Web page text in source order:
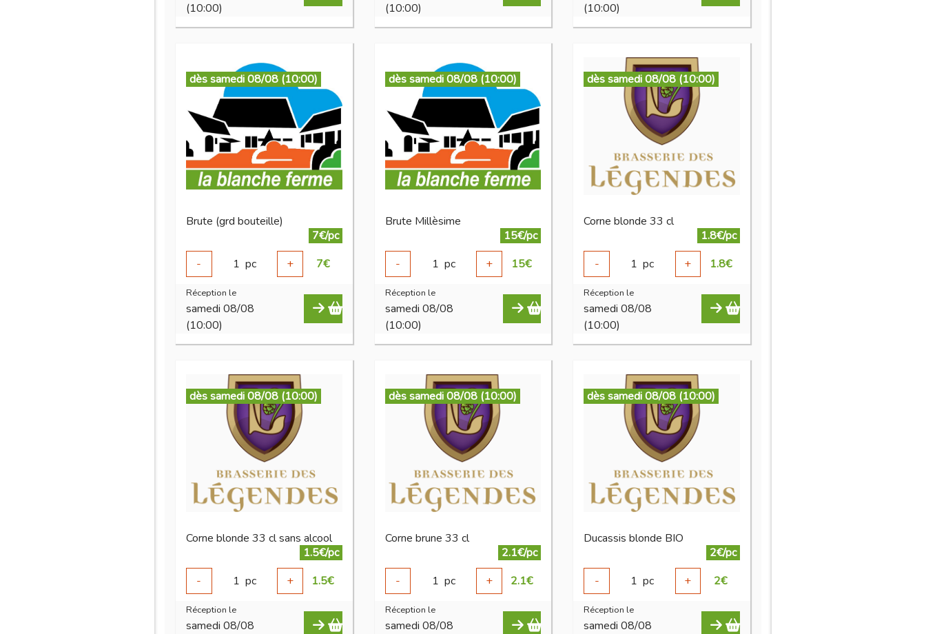
(10:00)
(10:00)
(10:00)
dès samedi 08/08 (10:00)
Brute (grd bouteille)
7€/pc
-
1 pc + 7€
Réception le
samedi 08/08
(10:00)
dès samedi 08/08 (10:00)
Brute Millèsime
15€/pc
-
1 pc + 15€
Réception le
samedi 08/08
(10:00)
dès samedi 08/08 (10:00)
Corne blonde 33 cl
1.8€/pc
-
1 pc + 1.8€
Réception le
samedi 08/08
(10:00)
dès samedi 08/08 (10:00)
Corne blonde 33 cl sans alcool
1.5€/pc
-
1 pc + 1.5€
Réception le
samedi 08/08
dès samedi 08/08 (10:00)
Corne brune 33 cl
2.1€/pc
-
1 pc + 2.1€
Réception le
samedi 08/08
dès samedi 08/08 (10:00)
Ducassis blonde BIO
2€/pc
-
1 pc + 2€
Réception le
samedi 08/08